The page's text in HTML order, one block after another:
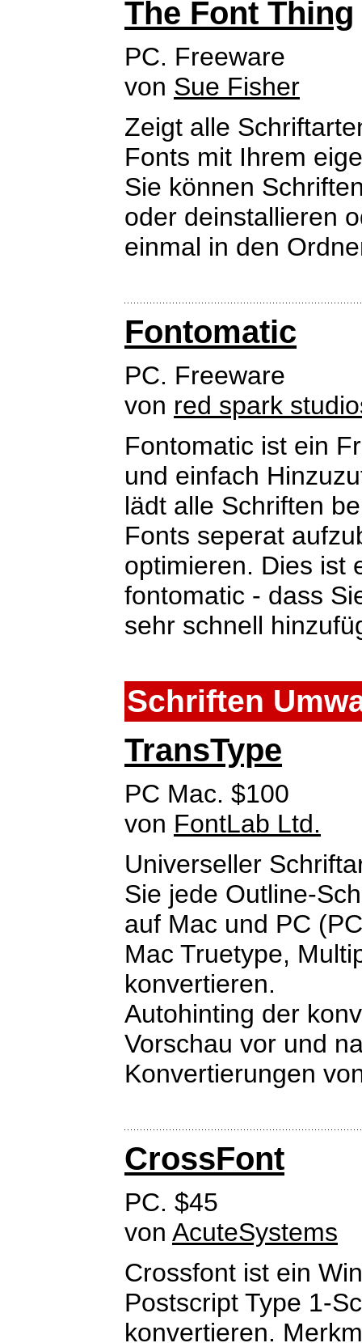
The Font Thing
PC. Freeware
von Sue Fisher
Zeigt alle
Fonts mit Ihrem
Sie können
oder deinstallieren
einmal in den
Fontomatic
PC. Freeware
von red spark
Fontomatic ist ein
und einfach
lädt alle Schriften
Fonts seperat
optimieren. Dies ist
fontomatic - dass
sehr schnell
Schriften
TransType
PC Mac. $100
von FontLab Ltd.
Universeller
Sie jede Outline-
auf Mac und PC
Mac Truetype,
konvertieren.
Autohinting der
Vorschau vor und
Konvertierungen
CrossFont
PC. $45
von AcuteSystems
Crossfont ist ein
Postscript Type 1-
konvertieren.